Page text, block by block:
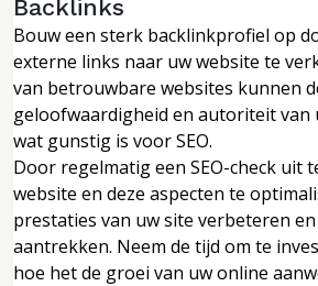
Backlinks
Bouw een sterk backlinkprofiel op
externe links naar uw website te
van betrouwbare websites kunnen
geloofwaardigheid en autoriteit van
wat gunstig is voor SEO.
Door regelmatig een SEO-check uit
website en deze aspecten te
prestaties van uw site verbeteren
aantrekken. Neem de tijd om te
hoe het de groei van uw online